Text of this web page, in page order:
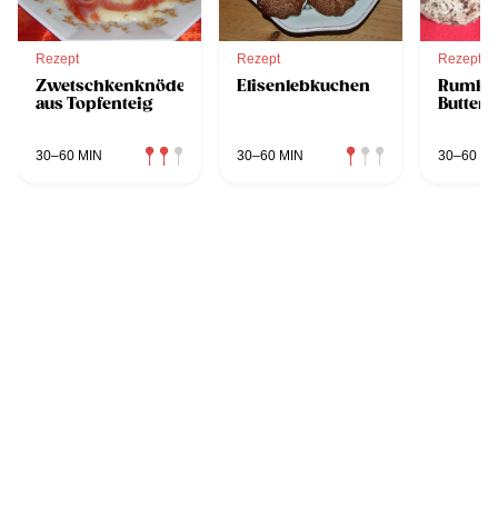
Rezept
Zwetschkenknödel
aus Topfenteig
30–60 MIN
Rezept
Elisenlebkuchen
30–60 MIN
Rezept
Butter
30–60